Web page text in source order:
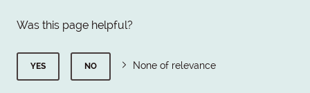
Was this page helpful?
YES NO None of relevance